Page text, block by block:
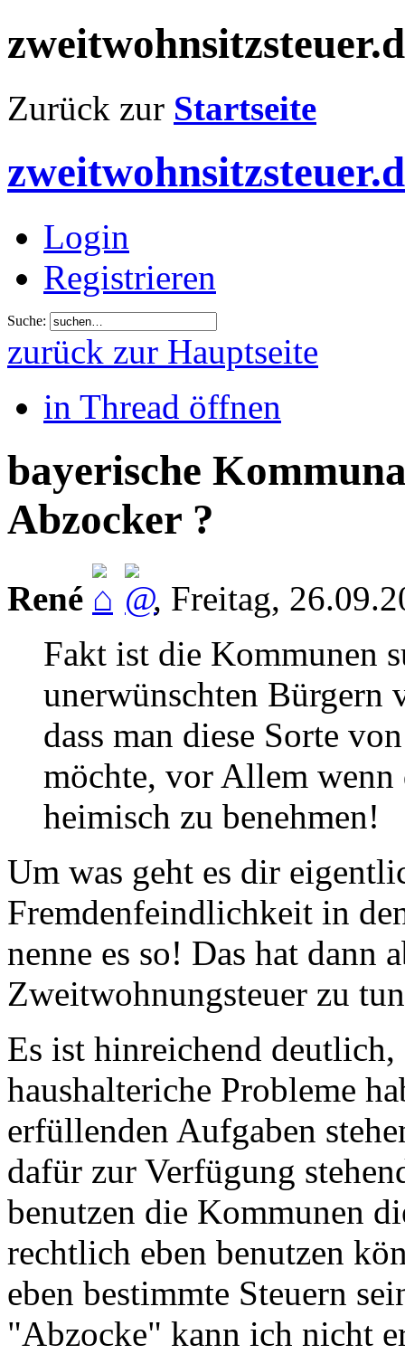
Zurück zur Startseite
Login
Registrieren
Suche:
zurück zur Hauptseite
in Thread öffnen
bayerische
Abzocker ?
René , Freitag,
Fakt ist die Kommunen
unerwünschten Bürgern
dass man diese Sorte
möchte, vor Allem wenn
heimisch zu benehmen!
Um was geht es dir
Fremdenfeindlichkeit in
nenne es so! Das hat dann
Zweitwohnungsteuer zu
Es ist hinreichend
haushalteriche Probleme
erfüllenden Aufgaben
dafür zur Verfügung
benutzen die Kommunen
rechtlich eben benutzen
eben bestimmte Steuern
"Abzocke" kann ich nicht